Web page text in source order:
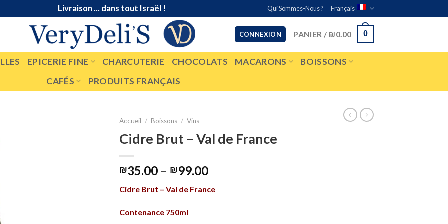
Livraison ... dans tout Israël ! Qui Sommes-Nous ? Français
CONNEXION PANIER / ₪0.00 0
EPICERIE FINE CHARCUTERIE CHOCOLATS MACARONS
BOISSONS
CAFÉS
PRODUITS FRANÇAIS
Accueil / Boissons / Vins
Cidre Brut – Val de France
₪35.00 – ₪99.00
Cidre Brut – Val de France
Contenance 750ml